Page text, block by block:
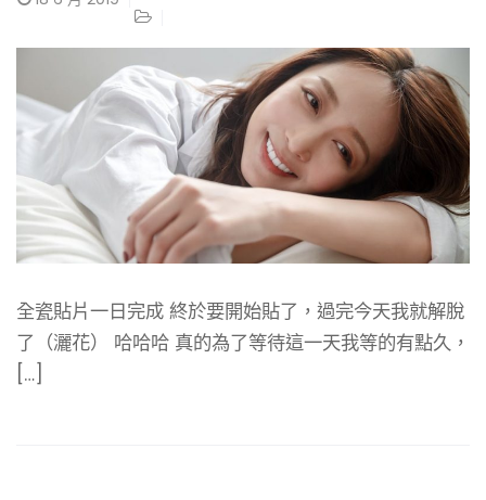
全瓷貼片一日完成 終於要開始貼了，過完今天我就解脫
了（灑花） 哈哈哈 真的為了等待這一天我等的有點久，
[…]